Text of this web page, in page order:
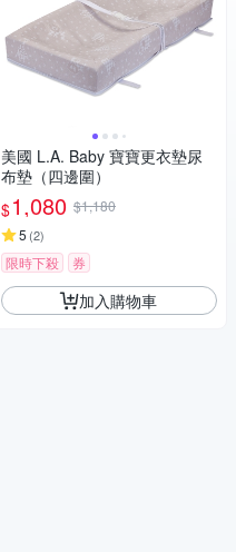
美國 L.A. Baby 寶寶更衣墊尿
布墊（四邊圍）
$1,080 $1,180
5 (2)
限時下殺 券
加入購物車